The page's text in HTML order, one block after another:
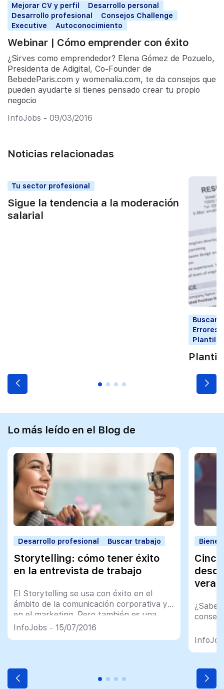
Mejorar CV y perfil
Desarrollo personal
Desarrollo profesional
Consejos Challenge
Executive
Autoconocimiento
Webinar | Cómo emprender con éxito
¿Sirves como emprendedor? Elena Gómez de Pozuelo,
Presidenta de Adigital, Co-Founder de
BebedeParis.com y womenalia.com, te da consejos que
pueden ayudarte si tienes pensado crear tu propio
negocio
InfoJobs - 09/03/2016
Noticias relacionadas
Tu sector profesional
Sigue la tendencia a la moderación
salarial
Buscar
Errores
Lo más leído en el Blog de
Desarrollo profesional Buscar trabajo
Storytelling: cómo tener éxito
en la entrevista de trabajo
El Storytelling se usa con éxito en el
ámbito de la comunicación corporativa y
en el marketing. Pero también es una
técnica aplicable a la entrevista de
InfoJobs - 15/07/2016